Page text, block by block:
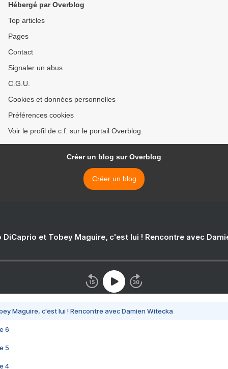
Hébergé par Overblog
Top articles
Pages
Contact
Signaler un abus
C.G.U.
Cookies et données personnelles
Préférences cookies
Voir le profil de c.f. sur le portail Overblog
Créer un blog sur Overblog
Créer un blog
DiCaprio et Tobey Maguire, c'est lui ! Rencontre avec
Maguire, c'est lui ! Rencontre avec Damien Witecka
6
5
4